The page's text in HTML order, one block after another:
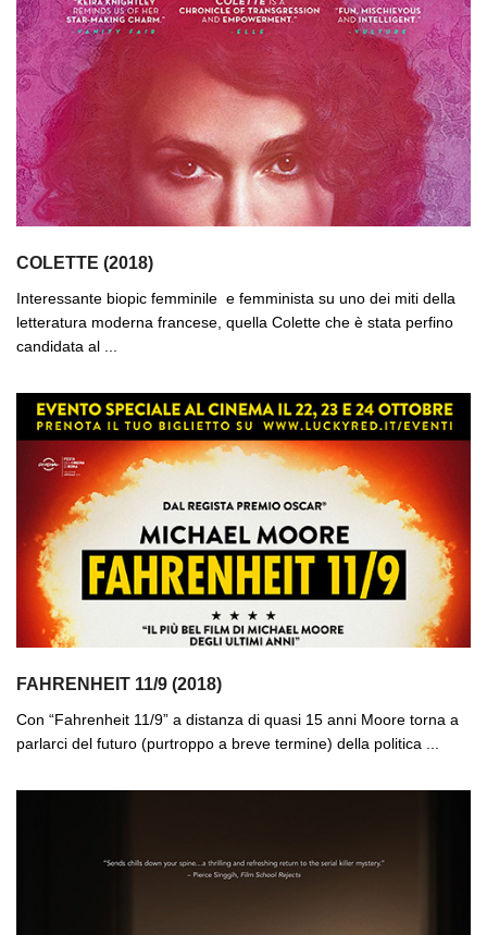
COLETTE (2018)
Interessante biopic femminile e femminista su uno dei miti della
letteratura moderna francese, quella Colette che è stata perfino
candidata al ...
FAHRENHEIT 11/9 (2018)
Con “Fahrenheit 11/9” a distanza di quasi 15 anni Moore torna a
parlarci del futuro (purtroppo a breve termine) della politica ...